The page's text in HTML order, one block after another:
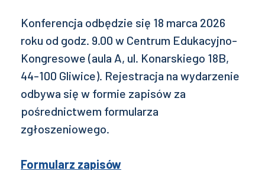
Konferencja odbędzie się 18 marca 2026
roku od godz. 9.00 w Centrum Edukacyjno-
Kongresowe (aula A, ul. Konarskiego 18B,
44-100 Gliwice). Rejestracja na wydarzenie
odbywa się w formie zapisów za
pośrednictwem formularza
zgłoszeniowego.
Formularz zapisów